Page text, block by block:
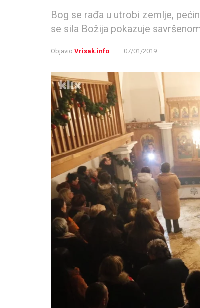
Bog se rađa u utrobi zemlje,
se sila Božija pokazuje
Objavio Vrisak.info 07/01/2019